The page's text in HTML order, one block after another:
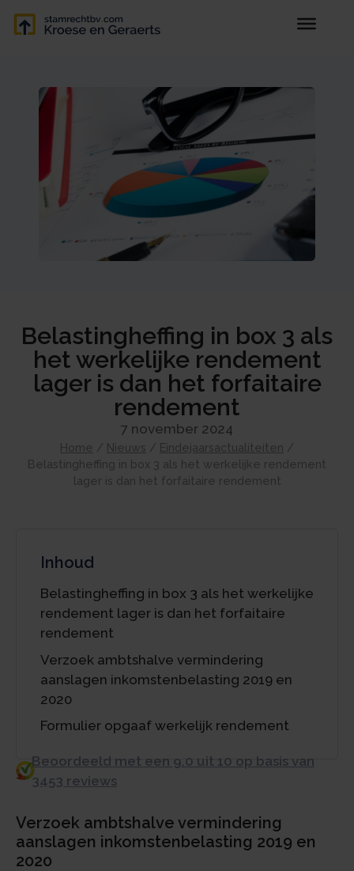
Belastingheffing in box 3 als
het werkelijke rendement
lager is dan het forfaitaire
rendement
7 november 2024
Home / Nieuws / Eindejaarsactualiteiten /
Belastingheffing in box 3 als het werkelijke rendement
lager is dan het forfaitaire rendement
Inhoud
Belastingheffing in box 3 als het werkelijke
rendement lager is dan het forfaitaire
rendement
Verzoek ambtshalve vermindering
aanslagen inkomstenbelasting 2019 en
2020
Formulier opgaaf werkelijk rendement
Beoordeeld met een 9.0 uit 10 op basis van
3453 reviews
Verzoek ambtshalve vermindering
aanslagen inkomstenbelasting 2019 en
2020